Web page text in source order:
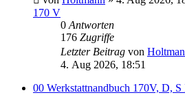
170 V
0 Antworten
176 Zugriffe
Letzter Beitrag von
4. Aug 2026, 18:51
00 Werkstattnandbuch 170V, D,